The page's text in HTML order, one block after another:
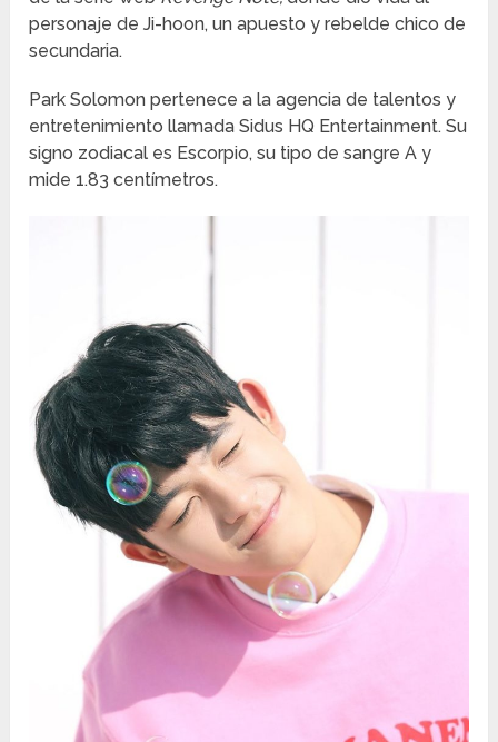
personaje de Ji-hoon, un apuesto y rebelde chico de
secundaria.
Park Solomon pertenece a la agencia de talentos y
entretenimiento llamada Sidus HQ Entertainment. Su
signo zodiacal es Escorpio, su tipo de sangre A y
mide 1.83 centímetros.